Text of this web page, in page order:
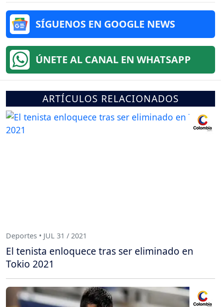
SÍGUENOS EN GOOGLE NEWS
ÚNETE AL CANAL EN WHATSAPP
ARTÍCULOS RELACIONADOS
Deportes • JUL 31 / 2021
El tenista enloquece tras ser eliminado en
Tokio 2021